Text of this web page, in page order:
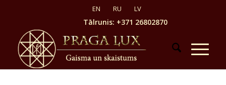
Tālrunis: +371 26802870